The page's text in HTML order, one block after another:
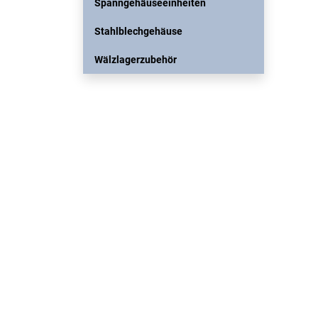
Spanngehäuseeinheiten
Stahlblechgehäuse
Wälzlagerzubehör